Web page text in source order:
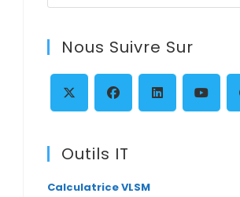
Nous Suivre Sur
dans
un
nouvel
dans
nouvel nouvel
Outils IT
Calculatrice VLSM